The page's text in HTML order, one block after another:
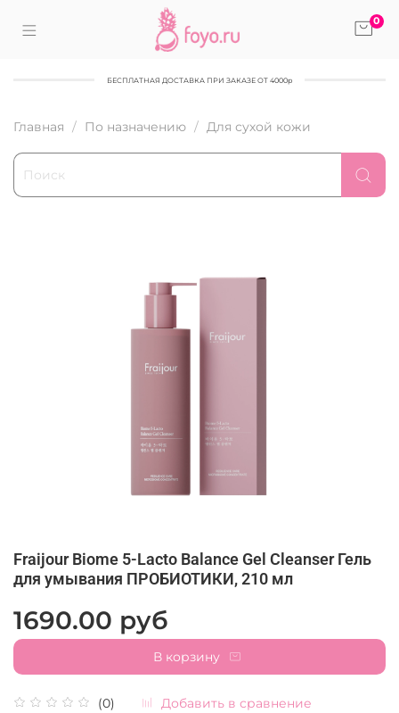
0
БЕСПЛАТНАЯ ДОСТАВКА ПРИ ЗАКАЗЕ ОТ 4000р
Главная По назначению Для сухой кожи
Fraijour Biome 5-Lacto Balance Gel Cleanser Гель
для умывания ПРОБИОТИКИ, 210 мл
(0) Добавить в сравнение
1690.00 руб
В корзину